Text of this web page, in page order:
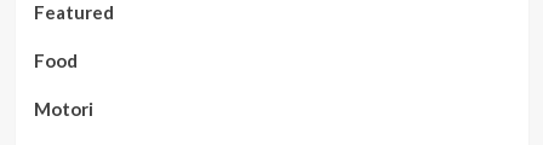
Featured
Food
Motori